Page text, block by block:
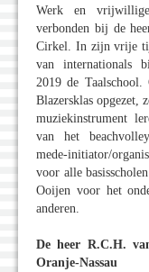
Werk en
verbonden bij de
Cirkel. In zijn vrije
van internationals
2019 de
Blazersklas opgezet,
muziekinstrument
van het
mede-initiator/
voor alle
Ooijen voor het
anderen.
De heer R.C.H.
Oranje-Nassau